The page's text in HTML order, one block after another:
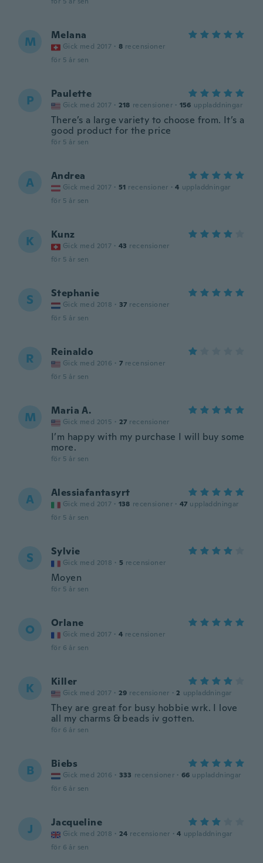
M Melana
Gick med 2017 · 8 recensioner
för 5 år sen
P Paulette
Gick med 2017 · 218 recensioner · 156 uppladdningar
There’s a large variety to choose from. It’s a
good product for the price
för 5 år sen
A Andrea
Gick med 2017 · 51 recensioner · 4 uppladdningar
för 5 år sen
K Kunz
Gick med 2017 · 43 recensioner
för 5 år sen
S Stephanie
Gick med 2018 · 37 recensioner
för 5 år sen
R Reinaldo
Gick med 2016 · 7 recensioner
för 5 år sen
M Maria A.
Gick med 2015 · 27 recensioner
I’m happy with my purchase I will buy some
more.
för 5 år sen
A Alessiafantasyrt
Gick med 2017 · 138 recensioner · 47 uppladdningar
för 5 år sen
S Sylvie
Gick med 2018 · 5 recensioner
Moyen
för 5 år sen
O Orlane
Gick med 2017 · 4 recensioner
för 6 år sen
K Killer
Gick med 2017 · 29 recensioner · 2 uppladdningar
They are great for busy hobbie wrk. I love
all my charms & beads iv gotten.
för 6 år sen
B Biebs
Gick med 2016 · 333 recensioner · 66 uppladdningar
för 6 år sen
J Jacqueline
Gick med 2018 · 24 recensioner · 4 uppladdningar
för 6 år sen